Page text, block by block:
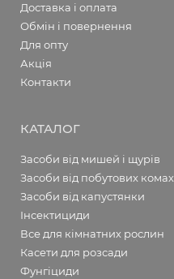
Доставка і оплата
Обмін і повернення
Для опту
Акція
Контакти
КАТАЛОГ
Засоби від мишей і щурів
Засоби від побутових комах
Засоби від капустянки
Інсектициди
Все для кімнатних рослин
Касети для розсади
Фунгіциди